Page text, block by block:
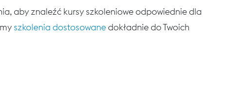
aby znaleźć kursy szkoleniowe odpowiednie dla
szkolenia dostosowanedokładnie do Twoich